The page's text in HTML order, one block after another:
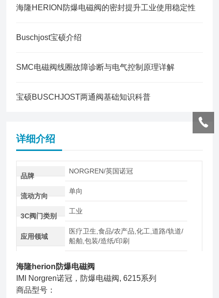
海隆HERION防爆电磁阀的密封提升工业使用稳定性
Buschjost宝硕介绍
SMC电磁阀线圈故障诊断与电气控制原理详解
宝硕BUSCHJOST两通阀基础知识科普
详细介绍
品牌
NORGREN/英国诺冠
流动方向
单向
3C阀门类别
工业
应用领域
医疗卫生,食品/农产品,化工,道路/轨道/
船舶,包装/造纸/印刷
海隆herion防爆电磁阀
IMI Norgren诺冠，防爆电磁阀, 6215系列
商品型号：